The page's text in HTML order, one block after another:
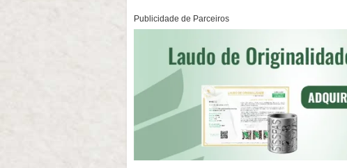
Publicidade de Parceiros